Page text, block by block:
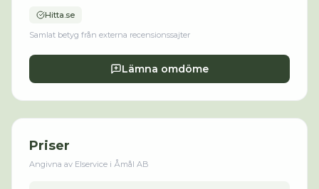
Hitta.se
Samlat betyg från externa recensionssajter
Lämna omdöme
Priser
Angivna av Elservice i Åmål AB